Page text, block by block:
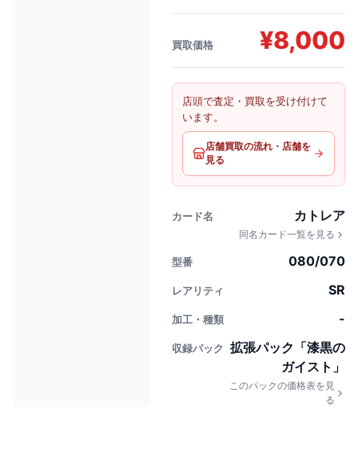
買取価格 ¥8,000
店頭で査定・買取を受け付けて
います。
店舗買取の流れ・店舗を
見る
カード名 カトレア
同名カード一覧を見る
型番 080/070
レアリティ SR
加工・種類 -
収録パック
拡張パック「漆黒の
ガイスト」
このパックの価格表を見
る